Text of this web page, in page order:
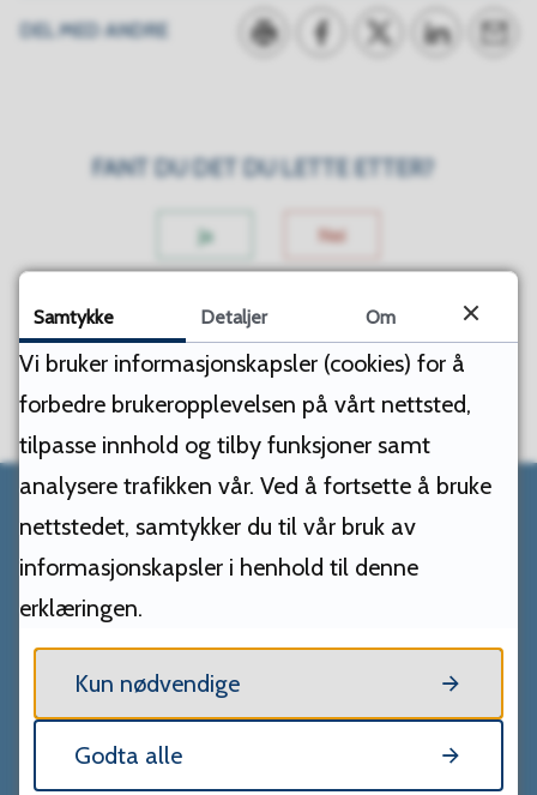
DEL MED ANDRE
FANT DU DET DU LETTE ETTER?
Ja Nei
Vega kommune
Samtykke Detaljer Om
Vi bruker informasjonskapsler (cookies) for å
forbedre brukeropplevelsen på vårt nettsted,
tilpasse innhold og tilby funksjoner samt
analysere trafikken vår. Ved å fortsette å bruke
nettstedet, samtykker du til vår bruk av
informasjonskapsler i henhold til denne
erklæringen.
Kun nødvendige
Godta alle